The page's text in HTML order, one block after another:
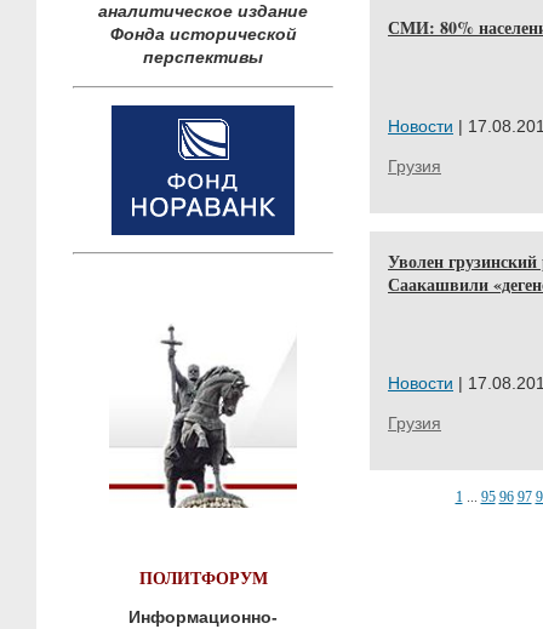
аналитическое издание
Фонда исторической
перспективы
ПОЛИТФОРУМ
Информационно-
СМИ: 80%
Новости |
Грузия
Уволен
Саакашвили
Новости |
Грузия
1... 95 96 97